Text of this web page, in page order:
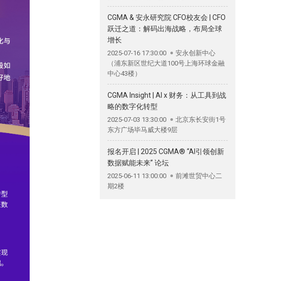
CGMA & 安永研究院 CFO校友会 | CFO
跃迁之道：解码出海战略，布局全球
增长
2025-07-16 17:30:00
安永创新中心
（浦东新区世纪大道100号上海环球金融
中心43楼）
CGMA Insight | AI x 财务：从工具到战
略的数字化转型
2025-07-03 13:30:00
北京东长安街1号
东方广场毕马威大楼9层
报名开启 | 2025 CGMA® “AI引领创新
数据赋能未来” 论坛
2025-06-11 13:00:00
前滩世贸中心二
期2楼